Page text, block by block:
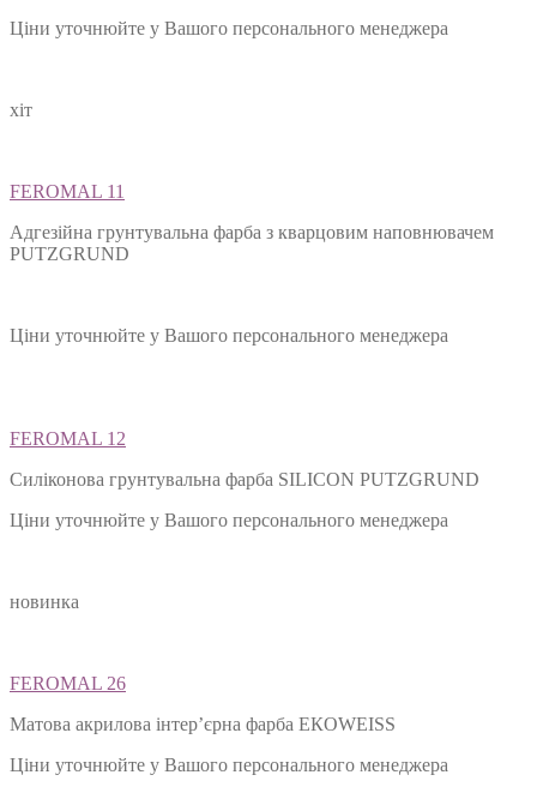
Ціни уточнюйте у Вашого персонального менеджера
хіт
FEROMAL 11
Адгезійна грунтувальна фарба з кварцовим наповнювачем
PUTZGRUND
Ціни уточнюйте у Вашого персонального менеджера
FEROMAL 12
Силіконова грунтувальна фарба SILIСON PUTZGRUND
Ціни уточнюйте у Вашого персонального менеджера
новинка
FEROMAL 26
Матова акрилова інтер’єрна фарба ЕКОWEISS
Ціни уточнюйте у Вашого персонального менеджера